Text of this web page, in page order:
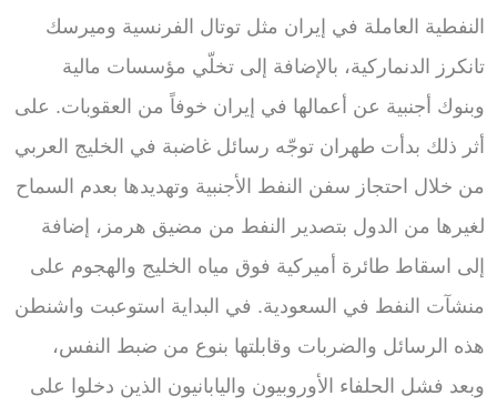
النفطية العاملة في إيران مثل توتال الفرنسية وميرسك
تانكرز الدنماركية، بالإضافة إلى تخلّي مؤسسات مالية
وبنوك أجنبية عن أعمالها في إيران خوفاً من العقوبات. على
أثر ذلك بدأت طهران توجّه رسائل غاضبة في الخليج العربي
من خلال احتجاز سفن النفط الأجنبية وتهديدها بعدم السماح
لغيرها من الدول بتصدير النفط من مضيق هرمز، إضافة
إلى اسقاط طائرة أميركية فوق مياه الخليج والهجوم على
منشآت النفط في السعودية. في البداية استوعبت واشنطن
هذه الرسائل والضربات وقابلتها بنوع من ضبط النفس،
وبعد فشل الحلفاء الأوروبيون واليابانيون الذين دخلوا على